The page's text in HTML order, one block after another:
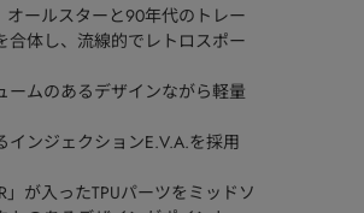
オールスターと90年代のトレー
体し、流線的でレトロスポー
ームのあるデザインながら軽量
ンジェクションE.V.A.を採用
が入ったTPUパーツをミッドソ